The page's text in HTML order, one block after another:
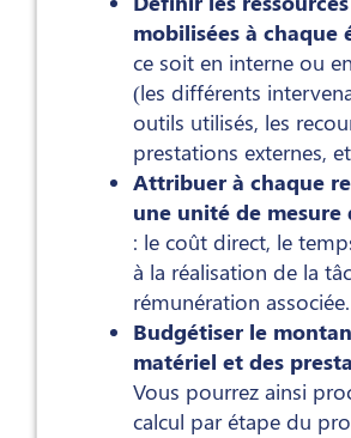
mobilisées à chaque
ce soit en interne ou
(les différents
outils utilisés, les
prestations externes,
Attribuer à chaque
une unité de mesure
: le coût direct, le
à la réalisation de la
rémunération associée.
Budgétiser le
matériel et des
Vous pourrez ainsi
calcul par étape du